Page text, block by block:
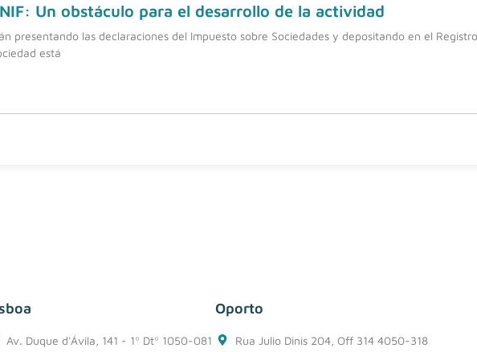
Un obstáculo para el desarrollo de la actividad
presentando las declaraciones del Impuesto sobre Sociedades y depositando en el
está
Av. Duque d'Ávila, 141 - 1º Dtº 1050-081
Oporto
Rua Julio Dinis 204, Off 314 4050-318